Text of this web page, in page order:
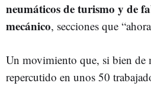
neumáticos de turismo y de
mecánico, secciones que
Un movimiento que, si bien de
repercutido en unos 50